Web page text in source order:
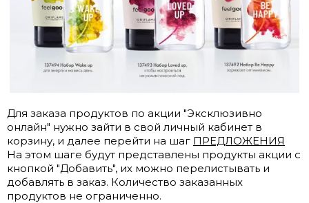
Для заказа продуктов по акции "Эксклюзивно
онлайн" нужно зайти в свой личный кабинет в
корзину, и далее перейти на шаг ПРЕДЛОЖЕНИЯ
На этом шаге будут представлены продукты акции с
кнопкой "Добавить", их можно перелистывать и
добавлять в заказ. Количество заказанных
продуктов не ограниченно.